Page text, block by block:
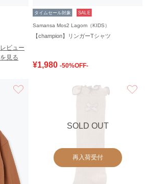
レビュー
を見る
タイムセール対象 SALE
Samansa Mos2 Lagom（KIDS）
【champion】リンガーTシャツ
¥1,980 -50%OFF-
SOLD OUT
再入荷受付